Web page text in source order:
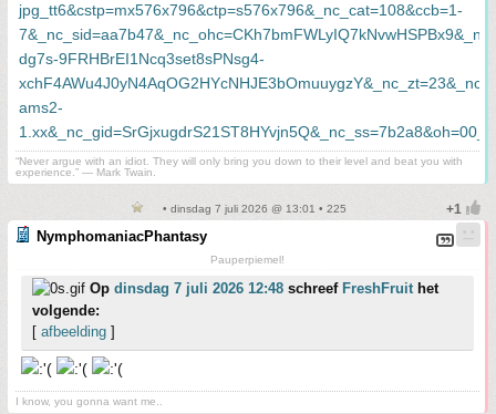
“Never argue with an idiot. They will only bring you down to their level and beat you with
experience.” ― Mark Twain.
• dinsdag 7 juli 2026 @ 13:01 • 225
NymphomaniacPhantasy
Pauperpiemel!
Op dinsdag 7 juli 2026 12:48 schreef FreshFruit het
volgende:
[ afbeelding ]
I know, you gonna want me..